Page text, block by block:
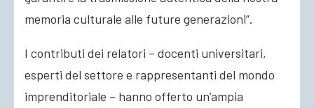
memoria culturale alle future generazioni”.
I contributi dei relatori – docenti universitari,
esperti del settore e rappresentanti del mondo
imprenditoriale – hanno offerto un’ampia